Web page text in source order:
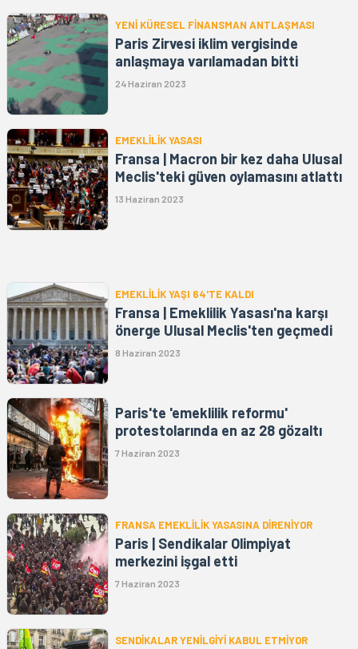
YENİ KÜRESEL FİNANSMAN ANTLAŞMASI
Paris Zirvesi iklim vergisinde
anlaşmaya varılamadan bitti
24 Haziran 2023
EMEKLİLİK YASASI
Fransa | Macron bir kez daha Ulusal
Meclis'teki güven oylamasını atlattı
13 Haziran 2023
EMEKLİLİK YAŞI 64'TE KALDI
Fransa | Emeklilik Yasası'na karşı
önerge Ulusal Meclis'ten geçmedi
8 Haziran 2023
Paris'te 'emeklilik reformu'
protestolarında en az 28 gözaltı
7 Haziran 2023
FRANSA EMEKLİLİK YASASINA DİRENİYOR
Paris | Sendikalar Olimpiyat
merkezini işgal etti
7 Haziran 2023
SENDİKALAR YENİLGİYİ KABUL ETMİYOR